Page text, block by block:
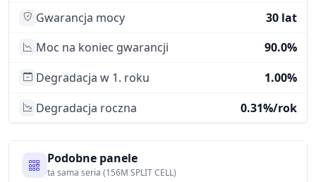
Gwarancja mocy
30 lat
Moc na koniec gwarancji
90.0%
Degradacja w 1. roku
1.00%
Degradacja roczna
0.31%/rok
Podobne panele
ta sama seria (156M SPLIT CELL)